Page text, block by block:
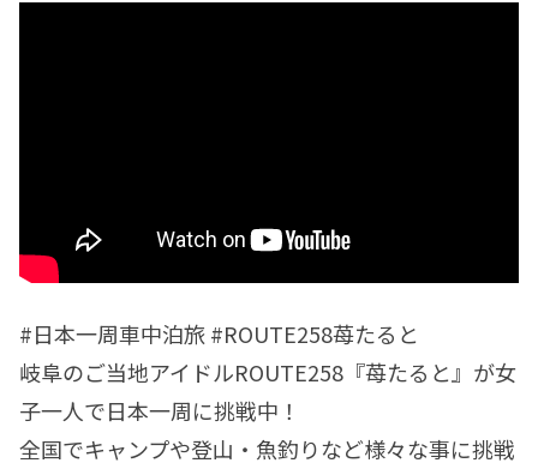
#日本一周車中泊旅 #ROUTE258苺たると
岐阜のご当地アイドルROUTE258『苺たると』が女
子一人で日本一周に挑戦中！
全国でキャンプや登山・魚釣りなど様々な事に挑戦